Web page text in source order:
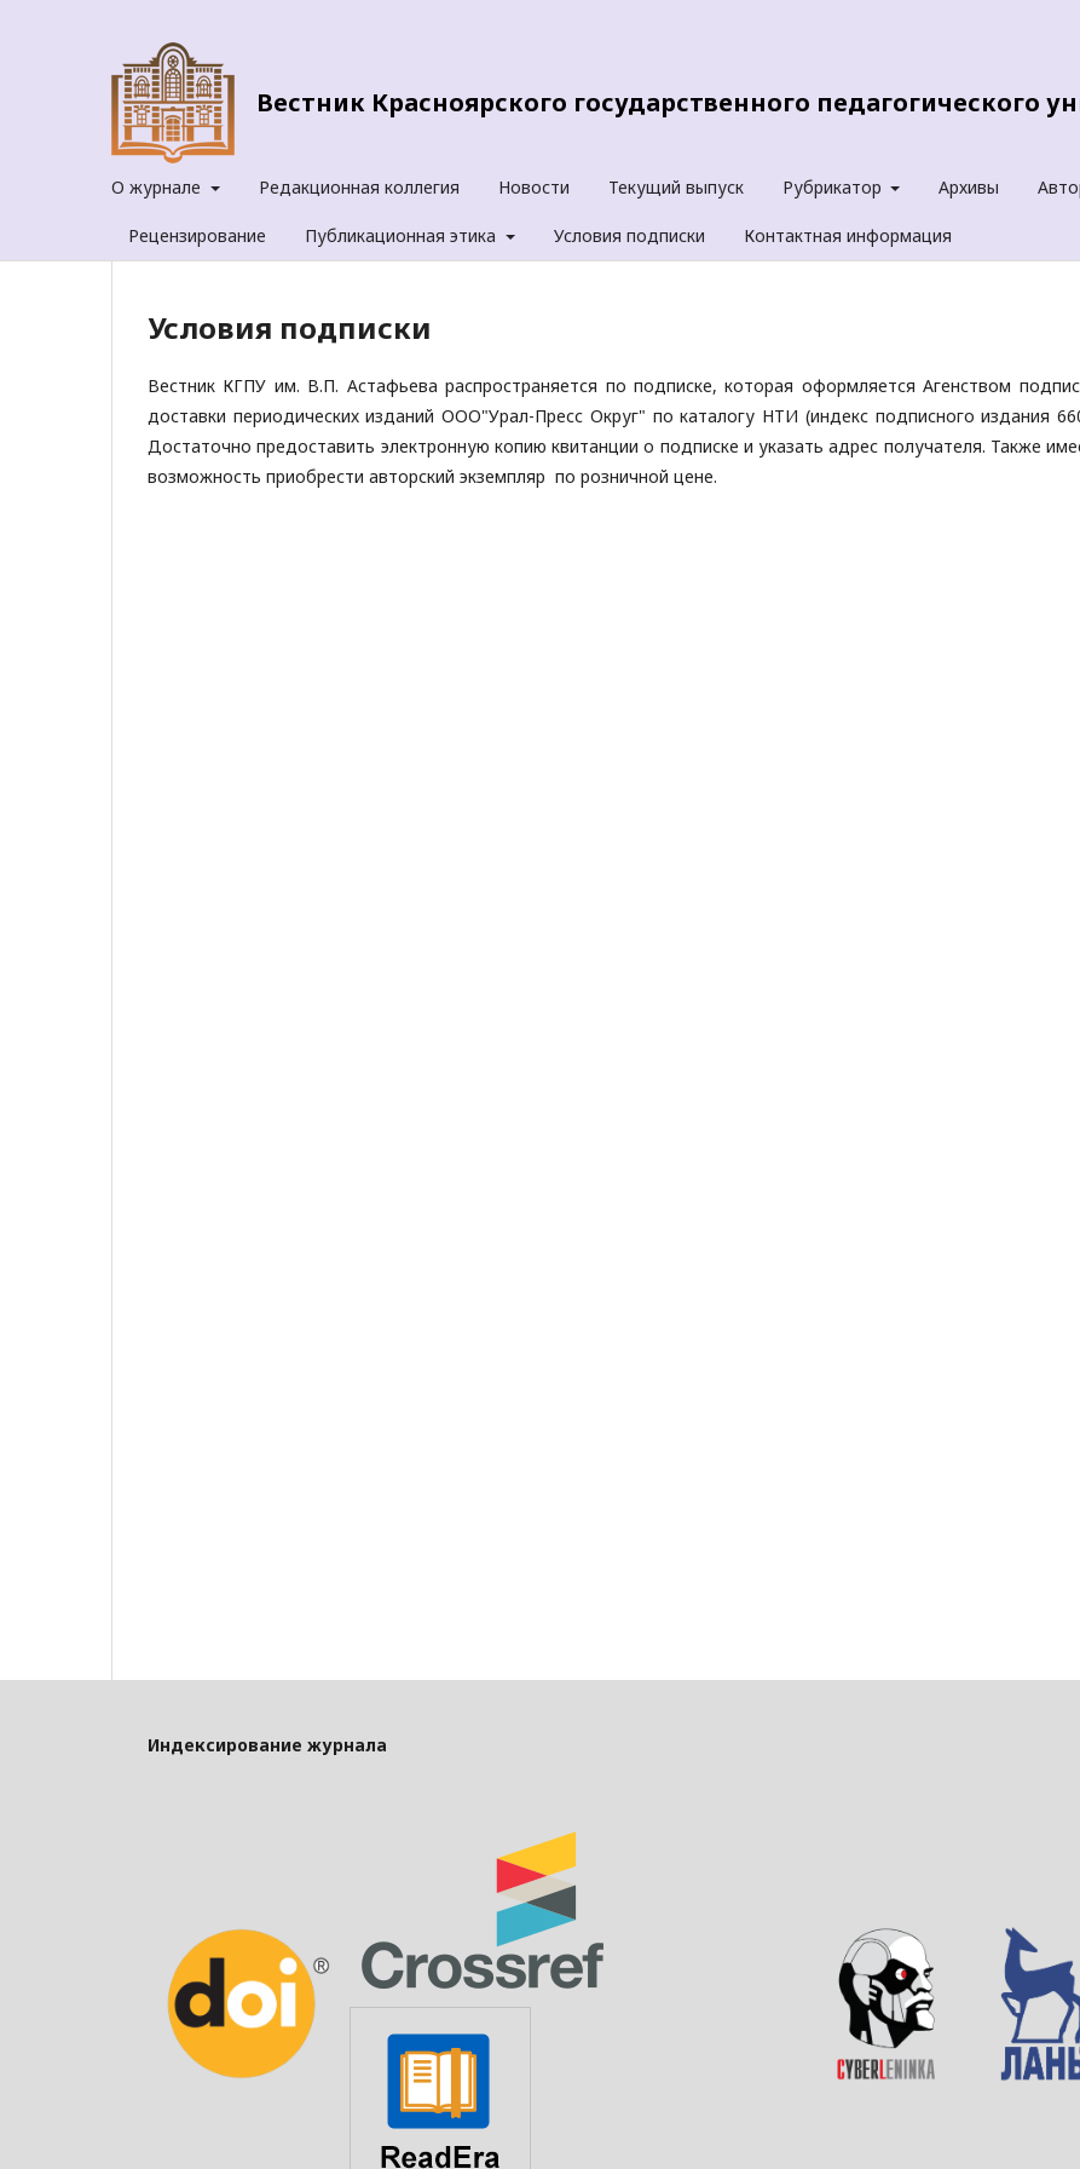
Вестник Красноярского государственного педагогического
О журнале Редакционная коллегия Новости Текущий выпуск Рубрикатор Архивы
Рецензирование Публикационная этика Условия подписки Контактная информация
Условия подписки
Вестник КГПУ им. В.П. Астафьева распространяется по подписке, которая оформляется Агенством
доставки периодических изданий ООО"Урал-Пресс Округ" по каталогу НТИ (индекс подписного издания
Достаточно предоставить электронную копию квитанции о подписке и указать адрес получателя. Также
возможность приобрести авторский экземпляр по розничной цене.
Индексирование журнала